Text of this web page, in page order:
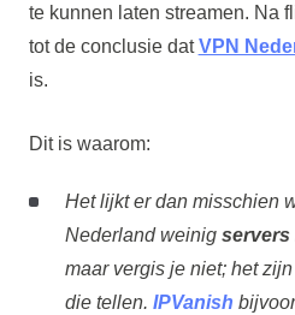
te kunnen laten streamen. Na
tot de conclusie datVPN
is.
Dit is waarom:
Het lijkt er dan misschien
Nederland weinig servers
maar vergis je niet; het
die tellen. IPVanish